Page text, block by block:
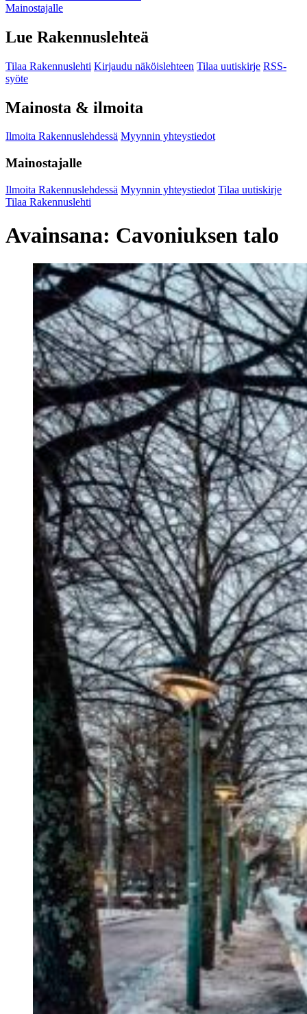
Mainostajalle
Lue Rakennuslehteä
Tilaa Rakennuslehti Kirjaudu näköislehteen Tilaa uutiskirje RSS-
syöte
Mainosta & ilmoita
Ilmoita Rakennuslehdessä Myynnin yhteystiedot
Mainostajalle
Ilmoita Rakennuslehdessä Myynnin yhteystiedot Tilaa uutiskirje
Tilaa Rakennuslehti
Avainsana: Cavoniuksen talo